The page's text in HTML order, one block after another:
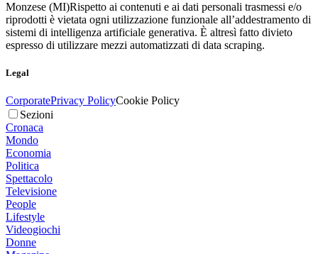
Monzese (MI)Rispetto ai contenuti e ai dati personali trasmessi e/o
riprodotti è vietata ogni utilizzazione funzionale all’addestramento di
sistemi di intelligenza artificiale generativa. È altresì fatto divieto
espresso di utilizzare mezzi automatizzati di data scraping.
Legal
CorporatePrivacy PolicyCookie Policy
Sezioni
Cronaca
Mondo
Economia
Politica
Spettacolo
Televisione
People
Lifestyle
Videogiochi
Donne